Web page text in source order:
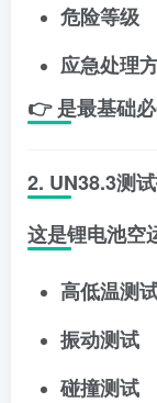
危险等级
应急处理
👉 是最基础必
2. UN38.3测
这是锂电池空
高低温测
振动测试
碰撞测试